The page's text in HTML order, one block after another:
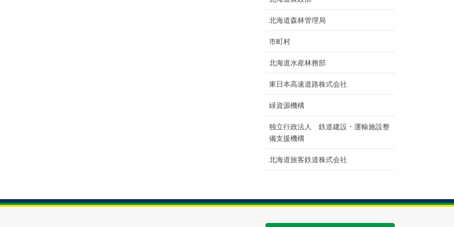
北海道森林管理局
市町村
北海道水産林務部
東日本高速道路株式会社
緑資源機構
独立行政法人 鉄道建設・運輸施設整
備支援機構
北海道旅客鉄道株式会社